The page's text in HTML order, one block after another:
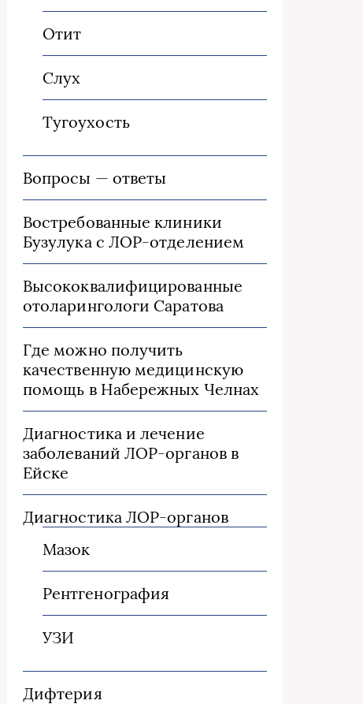
Отит
Слух
Тугоухость
Вопросы — ответы
Востребованные клиники
Бузулука с ЛОР-отделением
Высококвалифицированные
отоларингологи Саратова
Где можно получить
качественную медицинскую
помощь в Набережных Челнах
Диагностика и лечение
заболеваний ЛОР-органов в
Ейске
Диагностика ЛОР-органов
Мазок
Рентгенография
УЗИ
Дифтерия